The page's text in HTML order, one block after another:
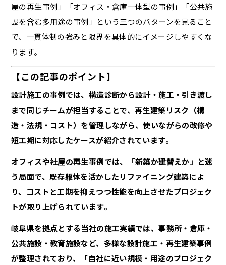
屋の再生事例」「オフィス・倉庫一体型の事例」「公共施
設を含む多用途の事例」という三つのパターンを見ること
で、一貫体制の強みと限界を具体的にイメージしやすくな
ります。
【この記事のポイント】
設計施工の事例では、構造診断から設計・施工・引き渡し
まで同じチームが担当することで、再生建築リスク（構
造・法規・コスト）を管理しながら、使いながらの改修や
短工期に対応したケースが紹介されています。
オフィスや社屋の再生事例では、「新築か建替えか」と迷
う局面で、既存躯体を活かしたリファイニング建築によ
り、コストと工期を抑えつつ性能を向上させたプロジェク
トが取り上げられています。
岐阜県を拠点とする当社の施工実績では、事務所・倉庫・
公共施設・教育施設など、多様な設計施工・再生建築事例
が整理されており、「自社に近い規模・用途のプロジェク